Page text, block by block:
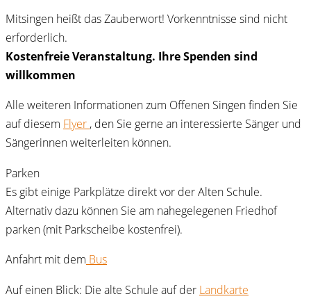
Mitsingen heißt das Zauberwort! Vorkenntnisse sind nicht
erforderlich.
Kostenfreie Veranstaltung. Ihre Spenden sind
willkommen
Alle weiteren Informationen zum Offenen Singen finden Sie
auf diesem Flyer , den Sie gerne an interessierte Sänger und
Sängerinnen weiterleiten können.
Parken
Es gibt einige Parkplätze direkt vor der Alten Schule.
Alternativ dazu können Sie am nahegelegenen Friedhof
parken (mit Parkscheibe kostenfrei).
Anfahrt mit dem Bus
Auf einen Blick: Die alte Schule auf der Landkarte